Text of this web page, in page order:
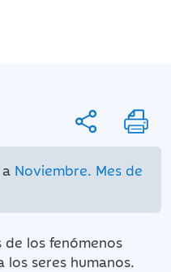
Noviembre. Mes de
los fenómenos
los seres humanos.